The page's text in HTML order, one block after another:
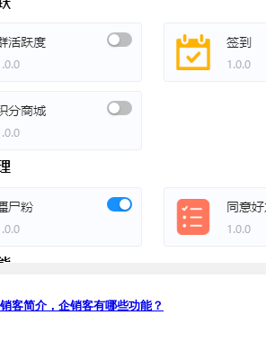
客简介，企销客有哪些功能？